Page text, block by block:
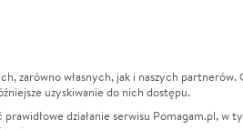
O nas
Opinie
zarówno własnych, jak i naszych
uzyskiwanie do nich dostępu.
działanie serwisu Pomagam.pl, w